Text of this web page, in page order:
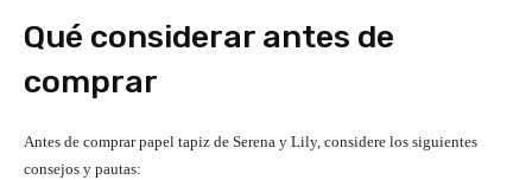
Qué considerar antes de
comprar
Antes de comprar papel tapiz de Serena y Lily, considere los siguientes
consejos y pautas: